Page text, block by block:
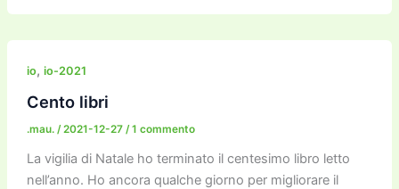
c
e
b
o
o
k
itt
er
ai
l
ai
l
st
o
e
gr
p
y
k
e
n
di
io, io-2021
Cento libri
.mau. /2021-12-27 /1 commento
La vigilia di Natale ho terminato il centesimo libro letto
nell’anno. Ho ancora qualche giorno per migliorare il